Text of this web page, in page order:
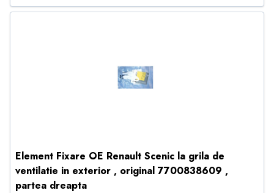
Element Fixare OE Renault Scenic la grila de
ventilatie in exterior , original 7700838609 ,
partea dreapta